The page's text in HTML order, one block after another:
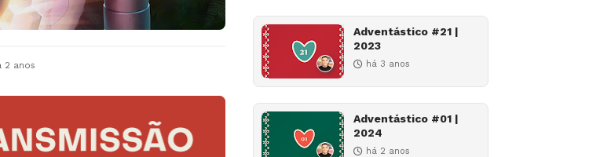
2 anos
Adventástico #21 |
2023
há 3 anos
Adventástico #01 |
2024
há 2 anos